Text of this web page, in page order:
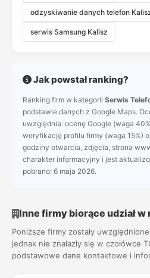
odzyskiwanie danych telefon
serwis Samsung Kalisz
Jak powstał ranking?
Ranking firm w kategorii Serwis
podstawie danych z Google Maps.
uwzględnia: ocenę Google (waga
weryfikację profilu firmy (waga 15%)
godziny otwarcia, zdjęcia, strona
charakter informacyjny i jest
pobrano: 6 maja 2026.
Inne firmy biorące udział w
Poniższe firmy zostały
jednak nie znalazły się w czołówce
podstawowe dane kontaktowe i